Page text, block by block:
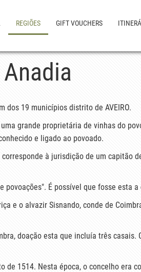
REGIÕES GIFT VOUCHERS
Anadia
dos 19 municípios distrito de AVEIRO.
grande proprietária de vinhas do
e ligado ao povoado.
à jurisdição de um capitão
É possível que fosse esta
e o alvazir Sisnando, conde de
doação esta que incluía três
de 1514. Nesta época, o concelho era